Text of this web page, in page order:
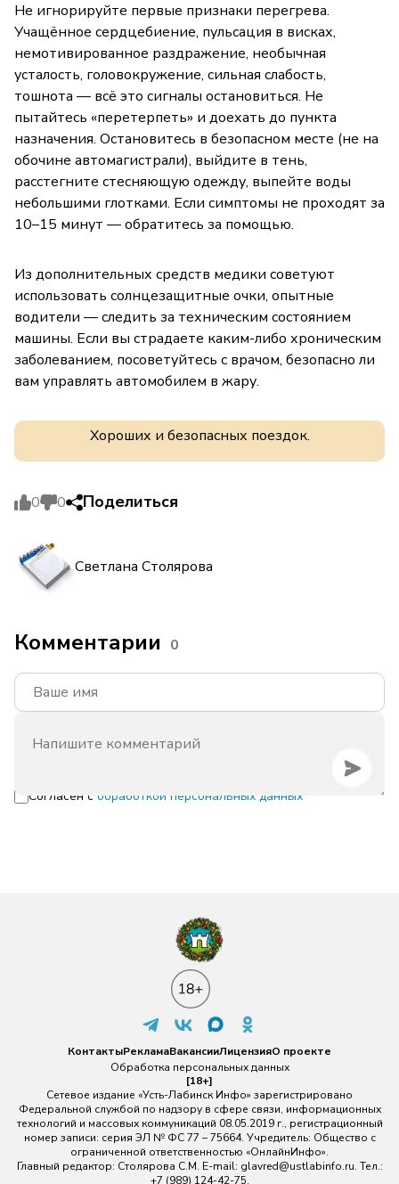
Не игнорируйте первые признаки перегрева.
Учащённое сердцебиение, пульсация в висках,
немотивированное раздражение, необычная
усталость, головокружение, сильная слабость,
тошнота — всё это сигналы остановиться. Не
пытайтесь «перетерпеть» и доехать до пункта
назначения. Остановитесь в безопасном месте (не на
обочине автомагистрали), выйдите в тень,
расстегните стесняющую одежду, выпейте воды
небольшими глотками. Если симптомы не проходят за
10–15 минут — обратитесь за помощью.
Из дополнительных средств медики советуют
использовать солнцезащитные очки, опытные
водители — следить за техническим состоянием
машины. Если вы страдаете каким-либо хроническим
заболеванием, посоветуйтесь с врачом, безопасно ли
вам управлять автомобилем в жару.
Хороших и безопасных поездок.
0 0 Поделиться
Светлана Столярова
Комментарии 0
Согласен с обработкой персональных данных
КонтактыРекламаВакансииЛицензияО проекте
Обработка персональных данных
[18+]
Сетевое издание «Усть-Лабинск Инфо» зарегистрировано
Федеральной службой по надзору в сфере связи, информационных
технологий и массовых коммуникаций 08.05.2019 г., регистрационный
номер записи: серия ЭЛ № ФС 77 – 75664. Учредитель: Общество с
ограниченной ответственностью «ОнлайнИнфо».
Главный редактор: Столярова С.М. E-mail: glavred@ustlabinfo.ru. Тел.:
+7 (989) 124-42-75.